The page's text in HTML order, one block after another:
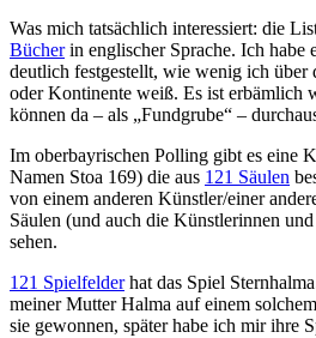
Was mich tatsächlich interessiert: die
Bücherin englischer Sprache. Ich habe
deutlich festgestellt, wie wenig ich über
oder Kontinente weiß. Es ist erbämlich
können da – als „Fundgrube“ –
Im oberbayrischen Polling gibt es eine
Namen Stoa 169) die aus 121 Säulen
von einem anderen Künstler/einer
Säulen (und auch die Künstlerinnen
sehen.
121 Spielfelderhat das Spiel
meiner Mutter Halma auf einem
sie gewonnen, später habe ich mir